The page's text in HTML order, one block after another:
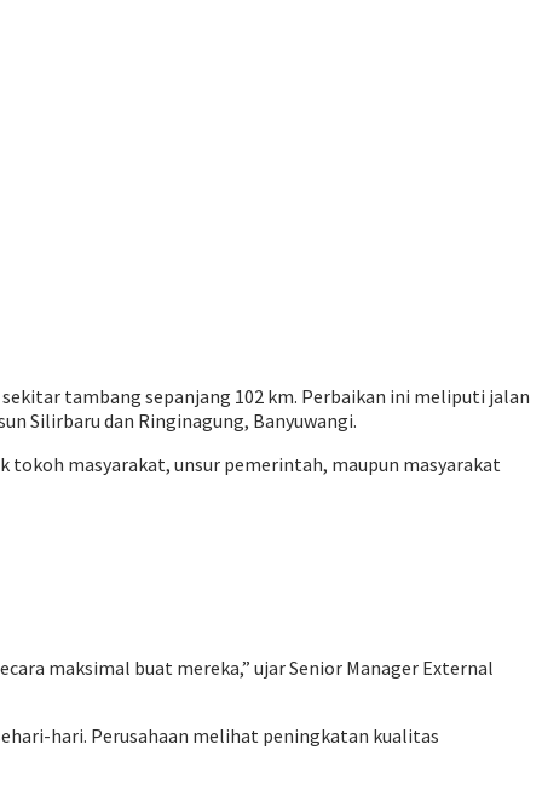
tambang sepanjang 102 km. Perbaikan ini meliputi jalan
Silirbaru dan Ringinagung, Banyuwangi.
tokoh masyarakat, unsur pemerintah, maupun masyarakat
maksimal buat mereka,” ujar Senior Manager External
hari. Perusahaan melihat peningkatan kualitas